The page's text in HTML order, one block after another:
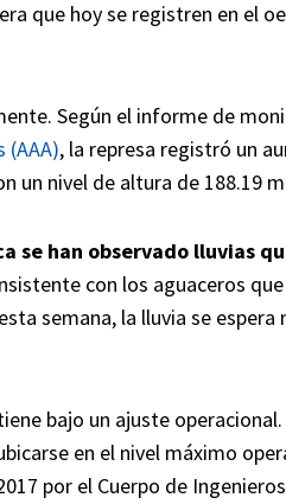
que hoy se registren en el
Según el informe de
, la represa registró un
un nivel de altura de 188.19
se han observado lluvias
con los aguaceros
semana, la lluvia se espera
bajo un ajuste
en el nivel máximo
por el Cuerpo de